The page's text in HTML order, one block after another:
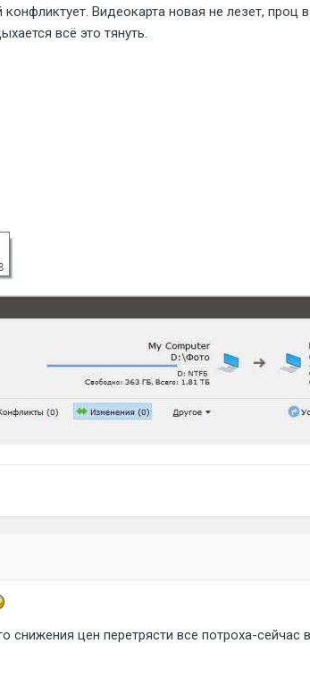
Видеокарта новая не лезет, проц
всё это тянуть.
снижения цен перетрясти все потроха-сейчас